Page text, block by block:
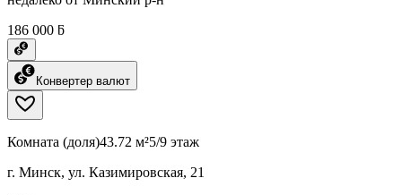
186 000 ƃ
Конвертер валют
Комната (доля)43.72 м²5/9 этаж
г. Минск, ул. Казимировская, 21